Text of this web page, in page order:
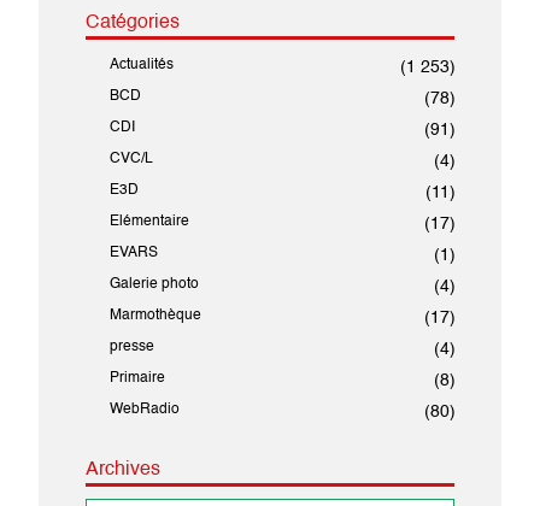
Catégories
Actualités (1 253)
BCD (78)
CDI (91)
CVC/L (4)
E3D (11)
Elémentaire (17)
EVARS (1)
Galerie photo (4)
Marmothèque (17)
presse (4)
Primaire (8)
WebRadio (80)
Archives